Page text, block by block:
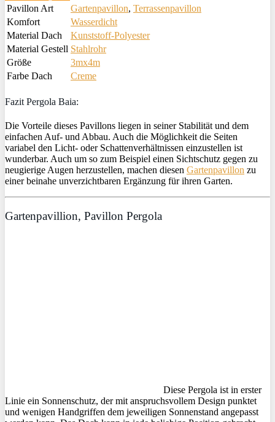
Pavillon Art
Gartenpavillon, Terrassenpavillon
Komfort
Wasserdicht
Material Dach
Kunststoff-Polyester
Material Gestell Stahlrohr
Größe
3mx4m
Farbe Dach
Creme
Fazit Pergola Baia:
Die Vorteile dieses Pavillons liegen in seiner Stabilität und dem
einfachen Auf- und Abbau. Auch die Möglichkeit die Seiten
variabel den Licht- oder Schattenverhältnissen einzustellen ist
wunderbar. Auch um so zum Beispiel einen Sichtschutz gegen zu
neugierige Augen herzustellen, machen diesen Gartenpavillon zu
einer beinahe unverzichtbaren Ergänzung für ihren Garten.
Gartenpavillion, Pavillon Pergola
Diese Pergola ist in erster
Linie ein Sonnenschutz, der mit anspruchsvollem Design punktet
und wenigen Handgriffen dem jeweiligen Sonnenstand angepasst